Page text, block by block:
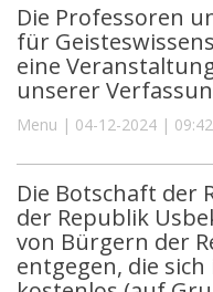
Die Professoren
für
eine
unserer
Menu | 04-12-2024 | 09:42
Die Botschaft der
der Republik
von Bürgern der
entgegen, die